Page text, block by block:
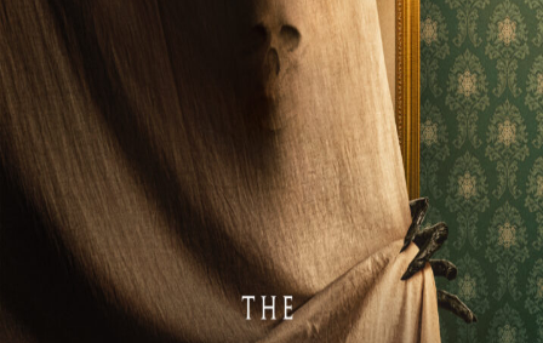
Releaselijst